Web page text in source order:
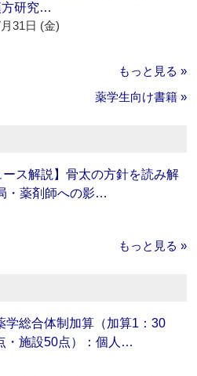
方研究…
31日 (金)
もっと見る »
薬学生向け書籍 »
ース解説】骨太の方針を読み解
・薬剤師への影…
もっと見る »
学総合体制加算（加算1：30
・施設50点）：個人…